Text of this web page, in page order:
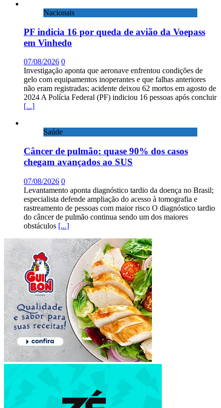
Nacionais
PF indicia 16 por queda de avião da Voepass
em Vinhedo
07/08/2026 0
Investigação aponta que aeronave enfrentou condições de
gelo com equipamentos inoperantes e que falhas anteriores
não eram registradas; acidente deixou 62 mortos em agosto de
2024 A Polícia Federal (PF) indiciou 16 pessoas após concluir
[...]
Saúde
Câncer de pulmão: quase 90% dos casos
chegam avançados ao SUS
07/08/2026 0
Levantamento aponta diagnóstico tardio da doença no Brasil;
especialista defende ampliação do acesso à tomografia e
rastreamento de pessoas com maior risco O diagnóstico tardio
do câncer de pulmão continua sendo um dos maiores
obstáculos [...]